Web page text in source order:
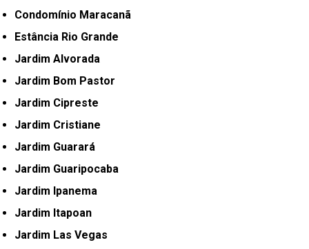
Condomínio Maracanã
Estância Rio Grande
Jardim Alvorada
Jardim Bom Pastor
Jardim Cipreste
Jardim Cristiane
Jardim Guarará
Jardim Guaripocaba
Jardim Ipanema
Jardim Itapoan
Jardim Las Vegas